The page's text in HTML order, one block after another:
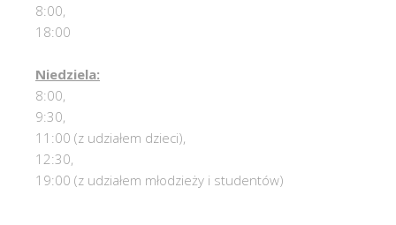
8:00,
18:00
Niedziela:
8:00,
9:30,
11:00 (z udziałem dzieci),
12:30,
19:00 (z udziałem młodzieży i studentów)